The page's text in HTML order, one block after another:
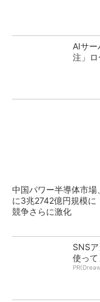
AIサ
注」ロ
中国パワー半導体市
に3兆2742億円規模
競争さらに激化
SNS
使って